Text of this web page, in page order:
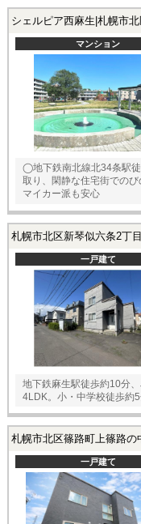
シェルピア西麻生|札幌市
マンション
◯地下鉄南北線北34条駅
取り、閑静な住宅街での
マイカー派も安心
札幌市北区新琴似六条2丁
一戸建て
地下鉄麻生駅徒歩約10分
4LDK。小・中学校徒歩約5
札幌市北区篠路町上篠路の
一戸建て